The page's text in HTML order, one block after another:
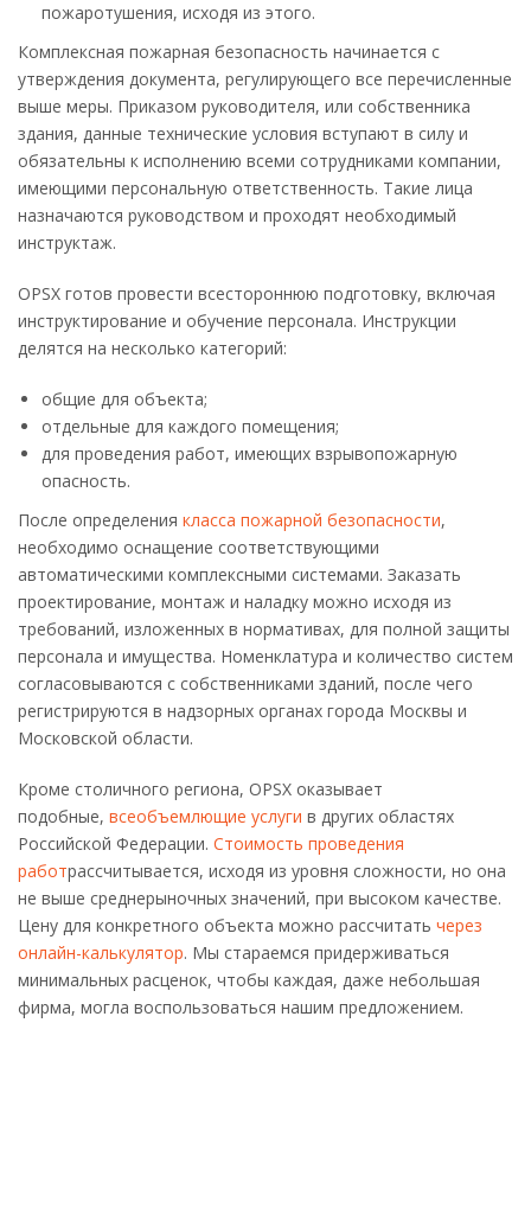
пожаротушения, исходя из этого.
Комплексная пожарная безопасность начинается с
утверждения документа, регулирующего все перечисленные
выше меры. Приказом руководителя, или собственника
здания, данные технические условия вступают в силу и
обязательны к исполнению всеми сотрудниками компании,
имеющими персональную ответственность. Такие лица
назначаются руководством и проходят необходимый
инструктаж.
OPSX готов провести всестороннюю подготовку, включая
инструктирование и обучение персонала. Инструкции
делятся на несколько категорий:
общие для объекта;
отдельные для каждого помещения;
для проведения работ, имеющих взрывопожарную
опасность.
После определения класса пожарной безопасности,
необходимо оснащение соответствующими
автоматическими комплексными системами. Заказать
проектирование, монтаж и наладку можно исходя из
требований, изложенных в нормативах, для полной защиты
персонала и имущества. Номенклатура и количество систем
согласовываются с собственниками зданий, после чего
регистрируются в надзорных органах города Москвы и
Московской области.
Кроме столичного региона, OPSX оказывает
подобные, всеобъемлющие услуги в других областях
Российской Федерации. Стоимость проведения
работрассчитывается, исходя из уровня сложности, но она
не выше среднерыночных значений, при высоком качестве.
Цену для конкретного объекта можно рассчитать через
онлайн-калькулятор. Мы стараемся придерживаться
минимальных расценок, чтобы каждая, даже небольшая
фирма, могла воспользоваться нашим предложением.